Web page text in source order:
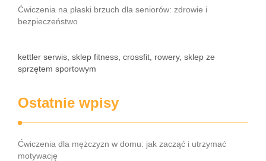
Ćwiczenia na płaski brzuch dla seniorów: zdrowie i
bezpieczeństwo
kettler serwis, sklep fitness, crossfit, rowery, sklep ze
sprzętem sportowym
Ostatnie wpisy
Ćwiczenia dla mężczyzn w domu: jak zacząć i utrzymać
motywację